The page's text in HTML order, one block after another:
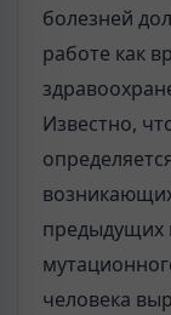
болезней
работе как
Известно,
предыдущих
человека